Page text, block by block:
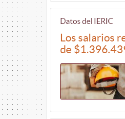
Datos del IERIC
Los salarios
de